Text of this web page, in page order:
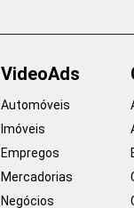
VideoAds
Automóveis
Imóveis
Empregos
Mercadorias
Negócios